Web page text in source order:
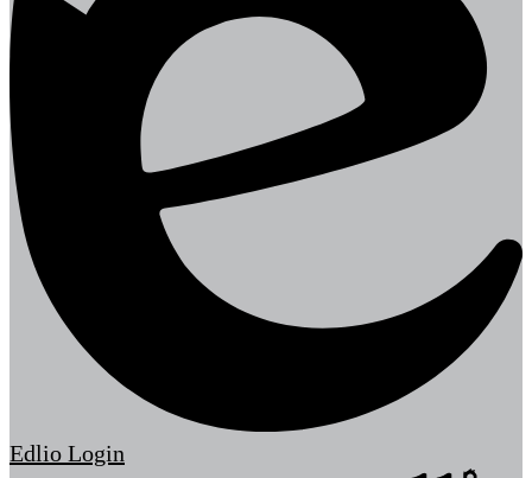
Edlio Login